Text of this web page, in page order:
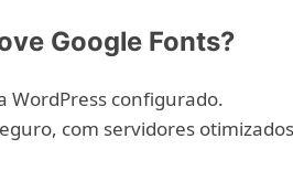
Google Fonts?
WordPress configurado.
com servidores otimizados